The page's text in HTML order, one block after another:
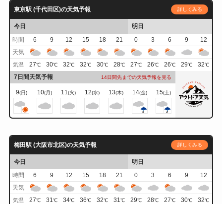
東京駅 (千代田区)の天気予報 詳しくみる
今日
明日
時間
6 9 12 15 18 21 0 3 6 9
12
天気
気温 27℃ 30℃ 32℃ 32℃ 30℃ 28℃ 27℃ 26℃ 26℃ 29℃ 32℃
7日間天気予報 14日間先までの天気予報を見る
9(日) 10(月) 11(火) 12(水) 13(木) 14(金) 15(土)
梅田駅 (大阪市北区)の天気予報 詳しくみる
今日
明日
時間
6 9 12 15 18 21 0 3 6 9
12
天気
気温 27℃ 31℃ 34℃ 36℃ 32℃ 31℃ 29℃ 28℃ 27℃ 30℃ 32℃